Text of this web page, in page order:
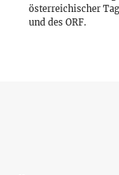
österreichischer
und des ORF.